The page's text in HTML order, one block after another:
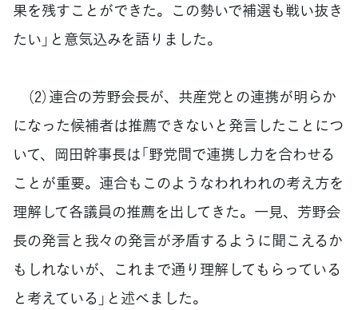
果を残すことができた。この勢いで補選も戦い抜き
たい」と意気込みを語りました。
（2）連合の芳野会長が、共産党との連携が明らか
になった候補者は推薦できないと発言したことにつ
いて、岡田幹事長は「野党間で連携し力を合わせる
ことが重要。連合もこのようなわれわれの考え方を
理解して各議員の推薦を出してきた。一見、芳野会
長の発言と我々の発言が矛盾するように聞こえるか
もしれないが、これまで通り理解してもらっている
と考えている」と述べました。